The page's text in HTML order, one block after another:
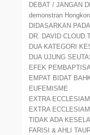
DEBAT / JANGAN
demonstran
DIDASARKAN
DR. DAVID CLOUD
DUA KATEGORI
DUA UJUNG
EFEK
EMPAT BIDAT
EUFEMISME
EXTRA
EXTRA
TIDAK ADA
FARISI & AHLI